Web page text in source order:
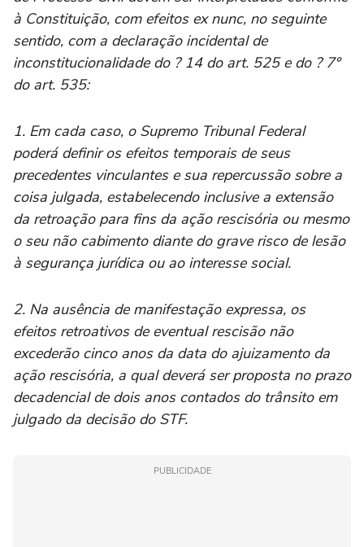
à Constituição, com efeitos ex nunc, no seguinte
sentido, com a declaração incidental de
inconstitucionalidade do ? 14 do art. 525 e do ? 7º
do art. 535:
1. Em cada caso, o Supremo Tribunal Federal
poderá definir os efeitos temporais de seus
precedentes vinculantes e sua repercussão sobre a
coisa julgada, estabelecendo inclusive a extensão
da retroação para fins da ação rescisória ou mesmo
o seu não cabimento diante do grave risco de lesão
à segurança jurídica ou ao interesse social.
2. Na ausência de manifestação expressa, os
efeitos retroativos de eventual rescisão não
excederão cinco anos da data do ajuizamento da
ação rescisória, a qual deverá ser proposta no prazo
decadencial de dois anos contados do trânsito em
julgado da decisão do STF.
PUBLICIDADE